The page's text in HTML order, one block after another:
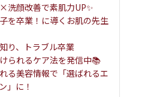
洗顔改善で素肌力UP✨
を卒業！に導くお肌の先生
り、トラブル卒業
られるケア法を発信中📚
る美容情報で「選ばれるエ
」に！